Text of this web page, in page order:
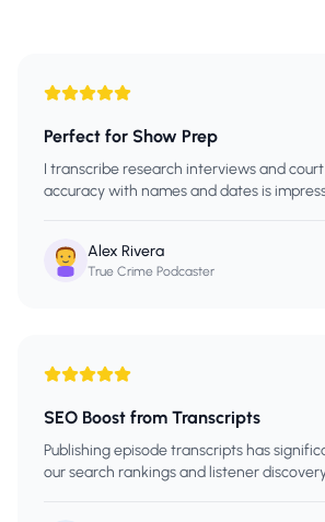
Perfect for Show Prep
I transcribe research interviews and
accuracy with names and dates is
Alex Rivera
True Crime Podcaster
SEO Boost from Transcripts
Publishing episode transcripts has
our search rankings and listener